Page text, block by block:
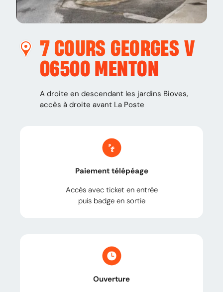
7 COURS GEORGES V
06500 MENTON
A droite en descendant les jardins Bioves,
accès à droite avant La Poste
Paiement télépéage
Accès avec ticket en entrée
puis badge en sortie
Ouverture